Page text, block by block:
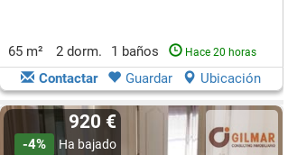
65 m² 2 dorm. 1 baños Hace 20 horas
Contactar Guardar Ubicación
920 €
-4%
Ha bajado